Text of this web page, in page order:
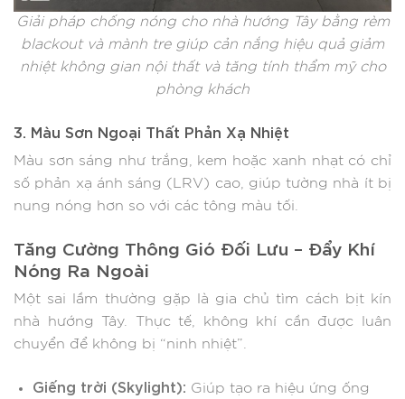
Giải pháp chống nóng cho nhà hướng Tây bằng rèm
blackout và mành tre giúp cản nắng hiệu quả giảm
nhiệt không gian nội thất và tăng tính thẩm mỹ cho
phòng khách
3. Màu Sơn Ngoại Thất Phản Xạ Nhiệt
Màu sơn sáng như trắng, kem hoặc xanh nhạt có chỉ
số phản xạ ánh sáng (LRV) cao, giúp tường nhà ít bị
nung nóng hơn so với các tông màu tối.
Tăng Cường Thông Gió Đối Lưu – Đẩy Khí
Nóng Ra Ngoài
Một sai lầm thường gặp là gia chủ tìm cách bịt kín
nhà hướng Tây. Thực tế, không khí cần được luân
chuyển để không bị “ninh nhiệt”.
Giếng trời (Skylight): Giúp tạo ra hiệu ứng ống